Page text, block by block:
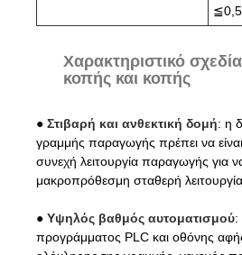
Χαρακτηριστικό
κοπής και κοπής
● Στιβαρή και ανθεκτική δομή: η
γραμμής παραγωγής πρέπει να
συνεχή λειτουργία παραγωγής για
μακροπρόθεσμη σταθερή
● Υψηλός βαθμός αυτοματισμού:
προγράμματος PLC και οθόνης αφής